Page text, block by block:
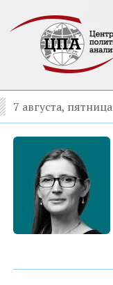
7 августа, пятница